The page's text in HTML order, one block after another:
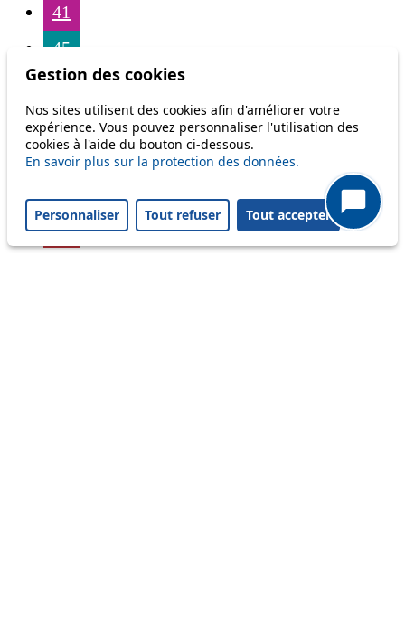
41
45
46
54
56
64
Gestion des cookies
Nos sites utilisent des cookies afin d'améliorer votre
expérience. Vous pouvez personnaliser l'utilisation des
cookies à l'aide du bouton ci-dessous.
En savoir plus sur la protection des données.
Personnaliser Tout refuser Tout accepter